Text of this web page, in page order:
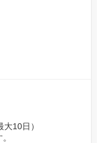
10日）